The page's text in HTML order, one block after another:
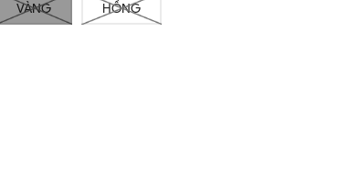
VÀNG HỒNG